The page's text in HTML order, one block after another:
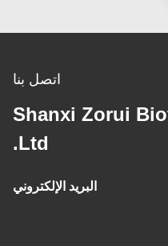
اتصل بنا
Shanxi Zorui
Ltd.
البريد الإلكتروني